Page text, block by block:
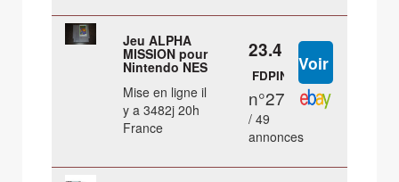
Jeu ALPHA
MISSION pour
Nintendo NES
Mise en ligne il
y a 3482j 20h
France
23.4 €
FDPIN
n°27
/ 49
annonces